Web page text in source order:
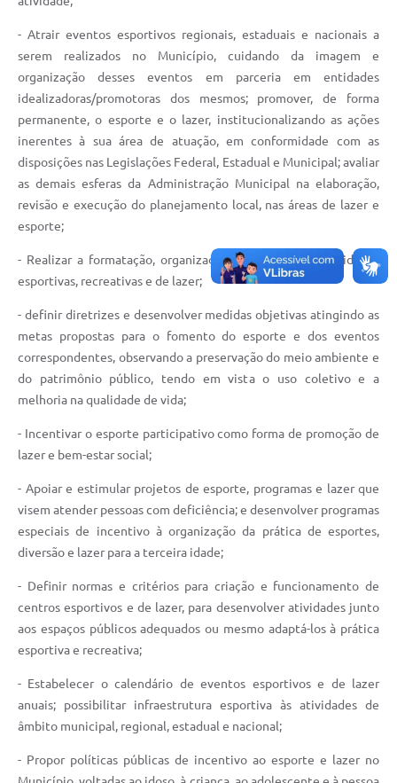
- Atrair eventos esportivos regionais, estaduais e nacionais a
serem realizados no Município, cuidando da imagem e
organização desses eventos em parceria em entidades
idealizadoras/promotoras dos mesmos; promover, de forma
permanente, o esporte e o lazer, institucionalizando as ações
inerentes à sua área de atuação, em conformidade com as
disposições nas Legislações Federal, Estadual e Municipal; avaliar
as demais esferas da Administração Municipal na elaboração,
revisão e execução do planejamento local, nas áreas de lazer e
esporte;
- Realizar a formatação, organização e controle das atividades
esportivas, recreativas e de lazer;
- definir diretrizes e desenvolver medidas objetivas atingindo as
metas propostas para o fomento do esporte e dos eventos
correspondentes, observando a preservação do meio ambiente e
do patrimônio público, tendo em vista o uso coletivo e a
melhoria na qualidade de vida;
- Incentivar o esporte participativo como forma de promoção de
lazer e bem-estar social;
- Apoiar e estimular projetos de esporte, programas e lazer que
visem atender pessoas com deficiência; e desenvolver programas
especiais de incentivo à organização da prática de esportes,
diversão e lazer para a terceira idade;
- Definir normas e critérios para criação e funcionamento de
centros esportivos e de lazer, para desenvolver atividades junto
aos espaços públicos adequados ou mesmo adaptá-los à prática
esportiva e recreativa;
- Estabelecer o calendário de eventos esportivos e de lazer
anuais; possibilitar infraestrutura esportiva às atividades de
âmbito municipal, regional, estadual e nacional;
- Propor políticas públicas de incentivo ao esporte e lazer no